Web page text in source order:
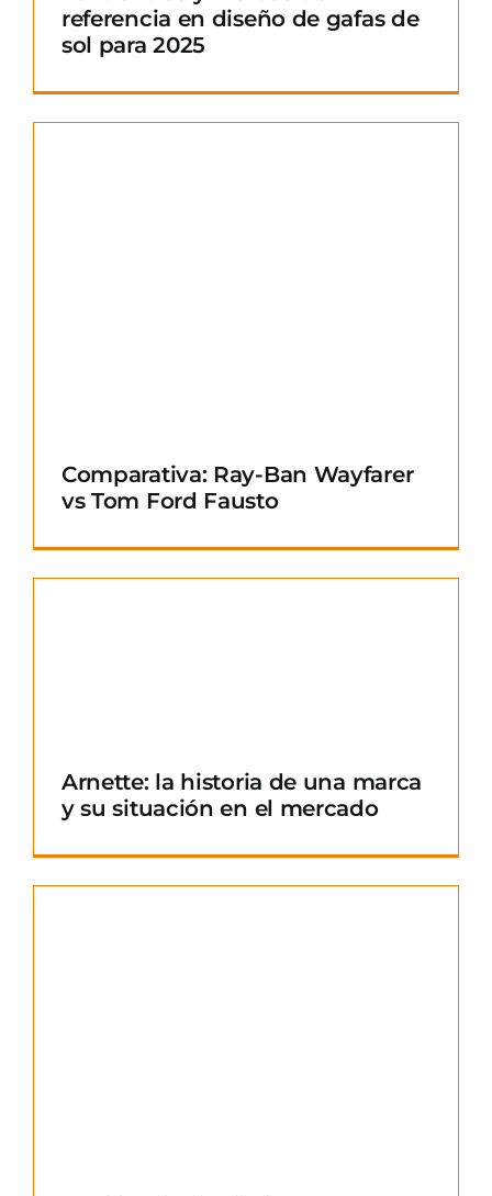
referencia en diseño de gafas de
sol para 2025
Comparativa: Ray-Ban Wayfarer
vs Tom Ford Fausto
Arnette: la historia de una marca
y su situación en el mercado